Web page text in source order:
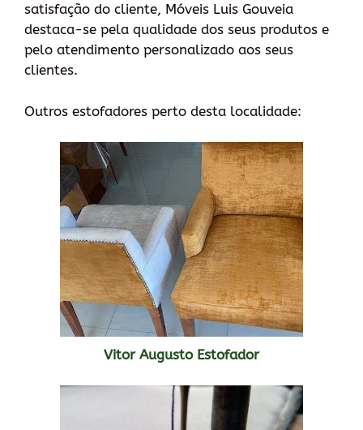
satisfação do cliente, Móveis Luis Gouveia
destaca-se pela qualidade dos seus produtos e
pelo atendimento personalizado aos seus
clientes.
Outros estofadores perto desta localidade:
Vitor Augusto Estofador